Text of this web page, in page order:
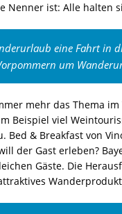
Nenner ist: Alle halten
eine Fahrt in
um
mehr das Thema
Beispiel viel
Bed & Breakfast von
der Gast erleben?
Gäste. Die